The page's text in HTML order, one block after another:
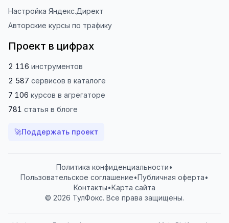
Настройка Яндекс.Директ
Авторские курсы по трафику
Проект в цифрах
2 116 инструментов
2 587 сервисов в каталоге
7 106 курсов в агрегаторе
781 статья в блоге
🚀Поддержать проект
Политика конфиденциальности•
Пользовательское соглашение•Публичная оферта•
Контакты•Карта сайта
© 2026 ТулФокс. Все права защищены.